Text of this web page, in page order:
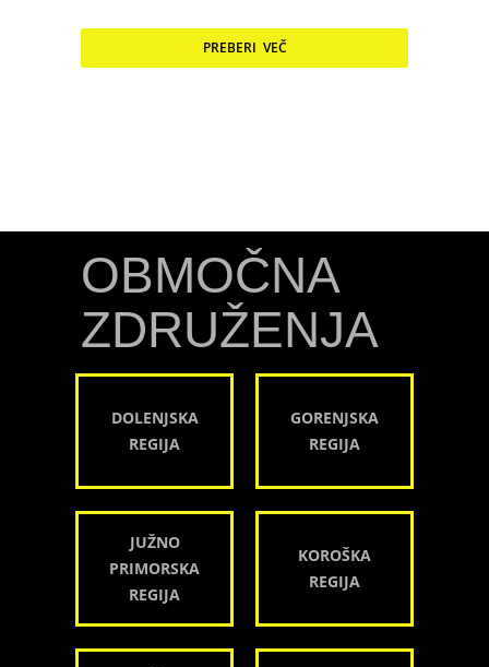
PREBERI VEČ
OBMOČNA
ZDRUŽENJA
DOLENJSKA
REGIJA
GORENJSKA
REGIJA
JUŽNO
PRIMORSKA
REGIJA
KOROŠKA
REGIJA